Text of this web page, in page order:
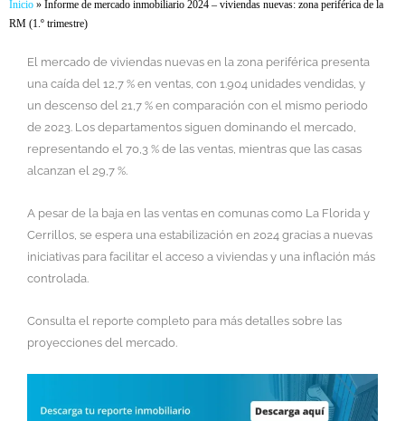
Inicio » Informe de mercado inmobiliario 2024 – viviendas nuevas: zona periférica de la
RM (1.º trimestre)
El mercado de viviendas nuevas en la zona periférica presenta
una caída del 12,7 % en ventas, con 1.904 unidades vendidas, y
un descenso del 21,7 % en comparación con el mismo periodo
de 2023. Los departamentos siguen dominando el mercado,
representando el 70,3 % de las ventas, mientras que las casas
alcanzan el 29,7 %.
A pesar de la baja en las ventas en comunas como La Florida y
Cerrillos, se espera una estabilización en 2024 gracias a nuevas
iniciativas para facilitar el acceso a viviendas y una inflación más
controlada.
Consulta el reporte completo para más detalles sobre las
proyecciones del mercado.